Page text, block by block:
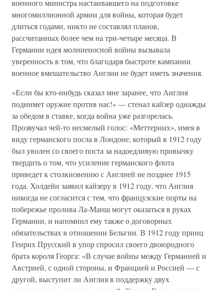
военного министра настаивавшего на подготовке
многомиллионной армии для войны, которая будет
длиться годами, никто не составлял планов,
рассчитанных более чем на три-четыре месяца. В
Германии идея молниеносной войны вызывала
уверенность в том, что благодаря быстроте кампании
военное вмешательство Англии не будет иметь значения.
«Если бы кто-нибудь сказал мне заранее, что Англия
поднимет оружие против нас!» — стенал кайзер однажды
за обедом в ставке, когда война уже разгорелась.
Прозвучал чей-то несмелый голос: «Меттерних», имея в
виду германского посла в Лондоне, который в 1912 году
был уволен со своего поста за надоедливую привычку
твердить о том, что усиление германского флота
приведет к столкновению с Англией не позднее 1915
года. Холдейн заявил кайзеру в 1912 году, что Англия
никогда не согласится с тем, что французские порты на
побережье пролива Ла-Манш могут оказаться в руках
Германии, и напомнил ему также о договорных
обязательствах в отношении Бельгии. В 1912 году принц
Генрих Прусский в упор спросил своего двоюродного
брата короля Георга: «В случае войны между Германией и
Австрией, с одной стороны, и Францией и Россией — с
другой, выступит ли Англия в поддержку двух